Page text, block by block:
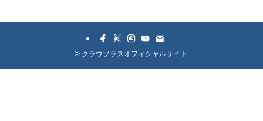
©クラウソラスオフィシャルサイト.